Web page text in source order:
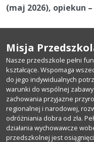
(maj 2026), opiekun
Misja
Nasze przedszkole pełni
kształcące. Wspomaga
do jego indywidualnych
warunki do wspólnej
zachowania przyjazne
regionalnej i narodowej,
odróżniania dobra od zła.
działania wychowawcze
przedszkolnej jest